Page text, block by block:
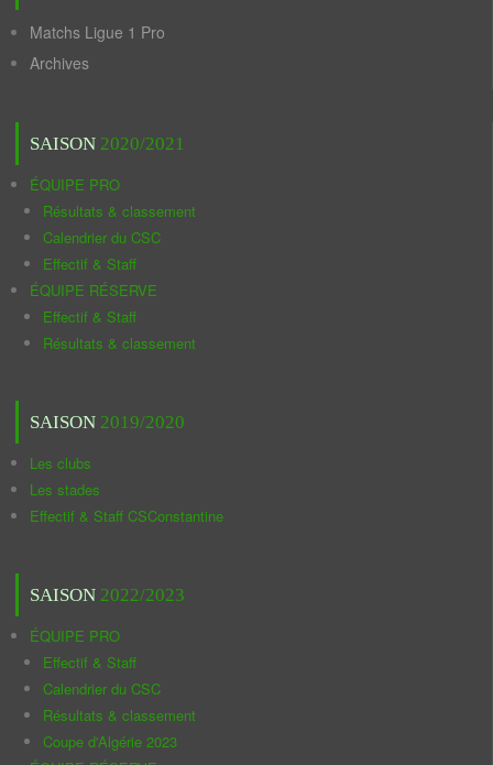
Matchs Ligue 1 Pro
Archives
SAISON 2020/2021
ÉQUIPE PRO
Résultats & classement
Calendrier du CSC
Effectif & Staff
ÉQUIPE RÉSERVE
Effectif & Staff
Résultats & classement
SAISON 2019/2020
Les clubs
Les stades
Effectif & Staff CSConstantine
SAISON 2022/2023
ÉQUIPE PRO
Effectif & Staff
Calendrier du CSC
Résultats & classement
Coupe d'Algérie 2023